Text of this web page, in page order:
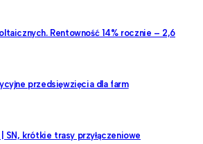
Rentowność 14% rocznie – 2,6
przedsięwzięcia dla farm
SN, krótkie trasy przyłączeniowe